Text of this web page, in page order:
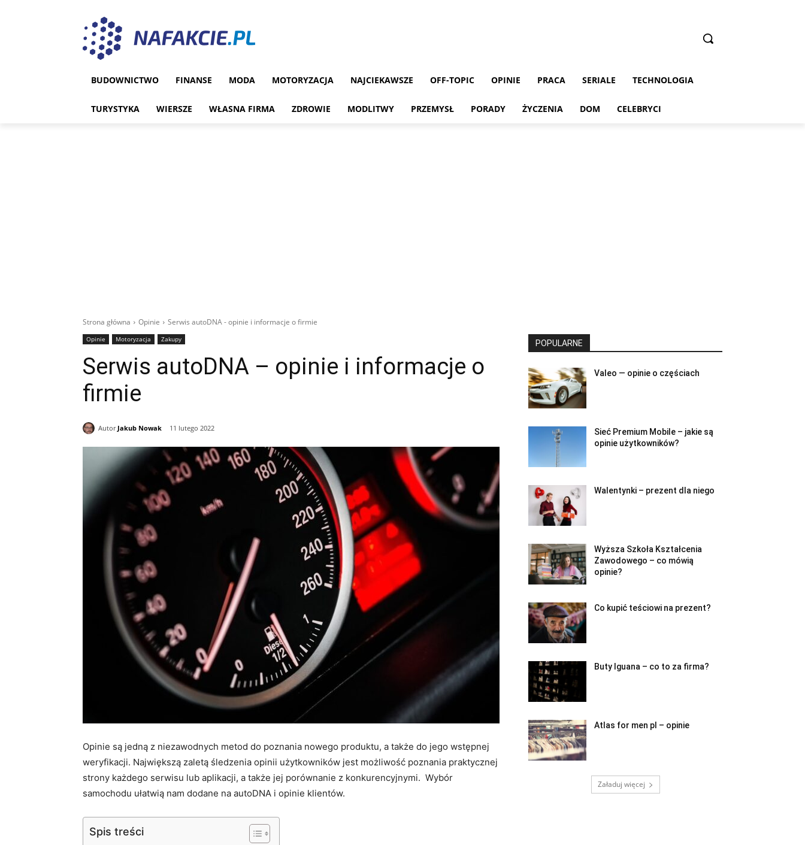
BUDOWNICTWO FINANSE MODA MOTORYZACJA NAJCIEKAWSZE OFF-TOPIC OPINIE PRACA SERIALE TECHNOLOGIA
TURYSTYKA WIERSZE WŁASNA FIRMA ZDROWIE MODLITWY PRZEMYSŁ PORADY ŻYCZENIA DOM CELEBRYCI
Strona główna Opinie Serwis autoDNA - opinie i informacje o firmie
Opinie Motoryzacja Zakupy
Serwis autoDNA – opinie i informacje o
firmie
Autor Jakub Nowak 11 lutego 2022
Opinie są jedną z niezawodnych metod do poznania nowego produktu, a także do jego wstępnej
weryfikacji. Największą zaletą śledzenia opinii użytkowników jest możliwość poznania praktycznej
strony każdego serwisu lub aplikacji, a także jej porównanie z konkurencyjnymi. Wybór
samochodu ułatwią nam dodane na autoDNA i opinie klientów.
Spis treści
POPULARNE
Valeo — opinie o częściach
Sieć Premium Mobile – jakie są
opinie użytkowników?
Walentynki – prezent dla niego
Wyższa Szkoła Kształcenia
Zawodowego – co mówią
opinie?
Co kupić teściowi na prezent?
Buty Iguana – co to za firma?
Atlas for men pl – opinie
Załaduj więcej